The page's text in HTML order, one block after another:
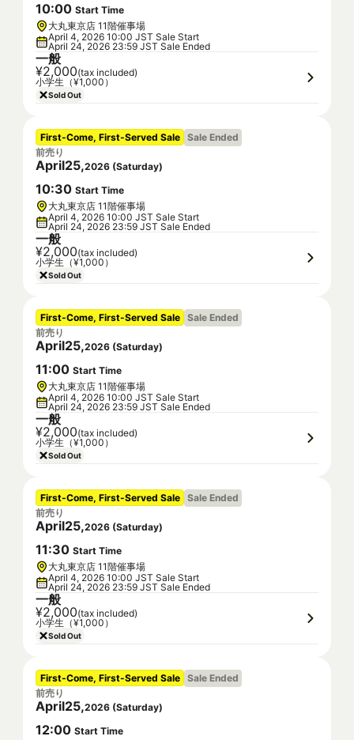
10:00 Start Time
大丸東京店 11階催事場
April 4, 2026 10:00 JST Sale Start
April 24, 2026 23:59 JST Sale Ended
一般
¥2,000(tax included)
小学生（¥1,000）
Sold Out
First-Come, First-Served Sale Sale Ended
前売り
April25,2026 (Saturday)
10:30 Start Time
大丸東京店 11階催事場
April 4, 2026 10:00 JST Sale Start
April 24, 2026 23:59 JST Sale Ended
一般
¥2,000(tax included)
小学生（¥1,000）
Sold Out
First-Come, First-Served Sale Sale Ended
前売り
April25,2026 (Saturday)
11:00 Start Time
大丸東京店 11階催事場
April 4, 2026 10:00 JST Sale Start
April 24, 2026 23:59 JST Sale Ended
一般
¥2,000(tax included)
小学生（¥1,000）
Sold Out
First-Come, First-Served Sale Sale Ended
前売り
April25,2026 (Saturday)
11:30 Start Time
大丸東京店 11階催事場
April 4, 2026 10:00 JST Sale Start
April 24, 2026 23:59 JST Sale Ended
一般
¥2,000(tax included)
小学生（¥1,000）
Sold Out
First-Come, First-Served Sale Sale Ended
前売り
April25,2026 (Saturday)
12:00 Start Time